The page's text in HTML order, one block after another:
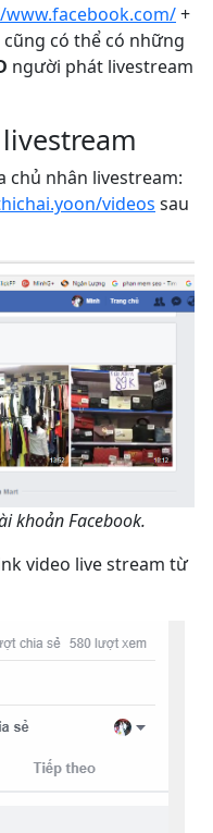
+
cũng có thể có những
người phát livestream
chủ nhân livestream:
videos sau
khoản Facebook.
video live stream từ